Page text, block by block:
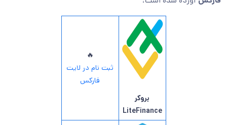
بروکر
LiteFinance
🔥
ثبت نام در لایت
فارکس